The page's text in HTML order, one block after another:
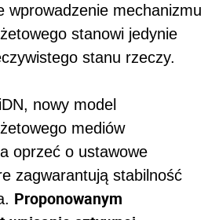
wprowadzenie mechanizmu
stanowi jedynie
stanu rzeczy.
nowy model
mediów
oprzeć o ustawowe
zagwarantują stabilność
Proponowanym